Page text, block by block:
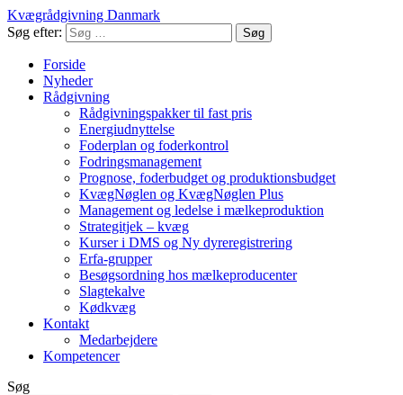
Kvægrådgivning Danmark
Søg efter:
Forside
Nyheder
Rådgivning
Rådgivningspakker til fast pris
Energiudnyttelse
Foderplan og foderkontrol
Fodringsmanagement
Prognose, foderbudget og produktionsbudget
KvægNøglen og KvægNøglen Plus
Management og ledelse i mælkeproduktion
Strategitjek – kvæg
Kurser i DMS og Ny dyreregistrering
Erfa-grupper
Besøgsordning hos mælkeproducenter
Slagtekalve
Kødkvæg
Kontakt
Medarbejdere
Kompetencer
Søg